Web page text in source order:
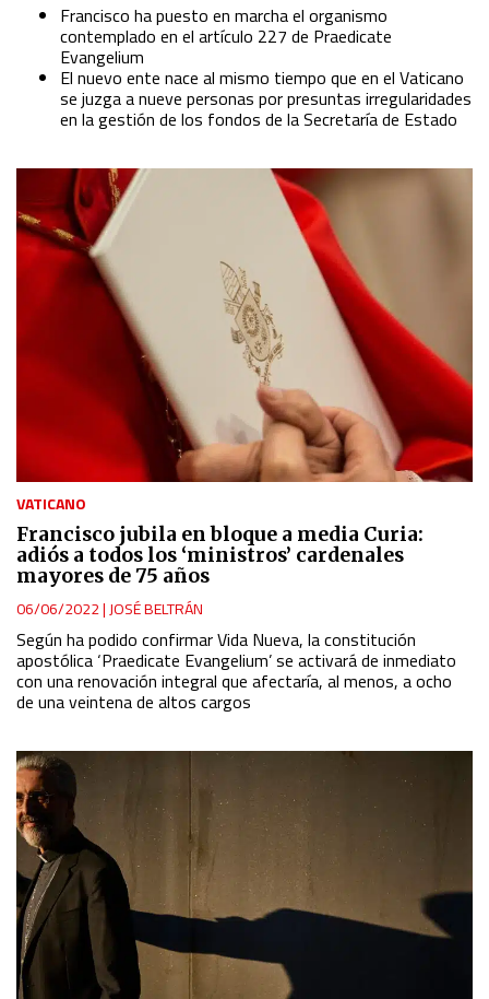
Francisco ha puesto en marcha el organismo
contemplado en el artículo 227 de Praedicate
Evangelium
El nuevo ente nace al mismo tiempo que en el Vaticano
se juzga a nueve personas por presuntas irregularidades
en la gestión de los fondos de la Secretaría de Estado
VATICANO
Francisco jubila en bloque a media Curia:
adiós a todos los ‘ministros’ cardenales
mayores de 75 años
06/06/2022|JOSÉ BELTRÁN
Según ha podido confirmar Vida Nueva, la constitución
apostólica ‘Praedicate Evangelium’ se activará de inmediato
con una renovación integral que afectaría, al menos, a ocho
de una veintena de altos cargos